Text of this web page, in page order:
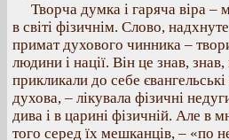
Творча думка і гаряча віра –
в світі фізичнім. Слово,
примат духового чинника –
людини і нації. Він це знав,
прикликали до себе
духова, – лікувала фізичні
дива і в царині фізичній. Але в
того серед їх мешканців, – «по